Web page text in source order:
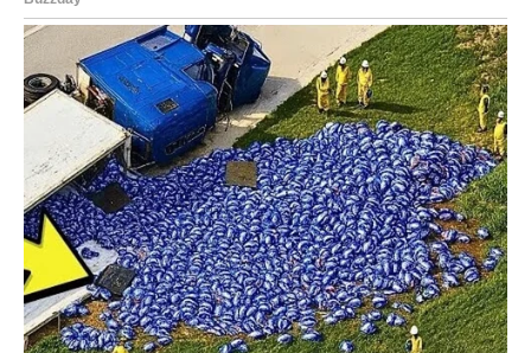
površini trapera.
2. Nepravilno pranje i sušenje
Način na koji perete farmerke ima ogroman utjecaj na njihov
izgled.Visoka temperatura vode, snažni programi centrifuge i
agresivno sušenje mogu negativno djelovati na strukturu
tkanine.
Posebno problematična može bitimašina za sušenje veša.